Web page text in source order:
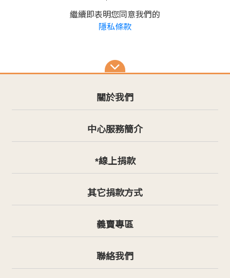
繼續即表明您同意我們的
隱私條款
關於我們
中心服務簡介
*線上捐款
其它捐款方式
義賣專區
聯絡我們